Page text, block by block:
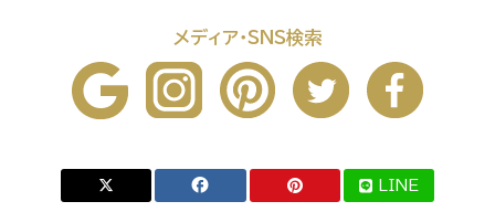
メディア・SNS検索
LINE